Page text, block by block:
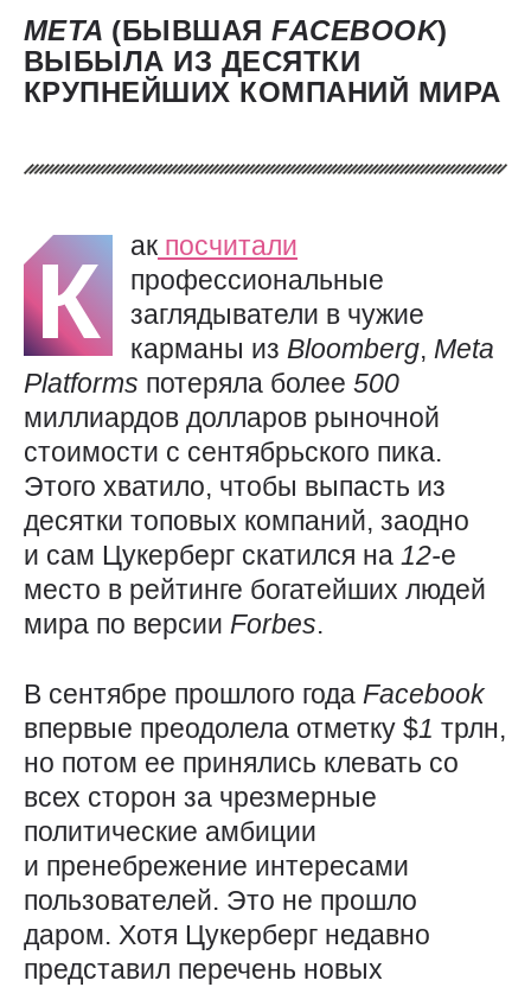
META (БЫВШАЯFACEBOOK)
ВЫБЫЛА ИЗ ДЕСЯТКИ
КРУПНЕЙШИХ КОМПАНИЙ МИРА
К ак посчитали
профессиональные
заглядыватели в чужие
карманы из Bloomberg, Meta
Platforms потеряла более 500
миллиардов долларов рыночной
стоимости с сентябрьского пика.
Этого хватило, чтобы выпасть из
десятки топовых компаний, заодно
и сам Цукерберг скатился на 12-е
место в рейтинге богатейших людей
мира по версии Forbes.
В сентябре прошлого года Facebook
впервые преодолела отметку $1 трлн,
но потом ее принялись клевать со
всех сторон за чрезмерные
политические амбиции
и пренебрежение интересами
пользователей. Это не прошло
даром. Хотя Цукерберг недавно
представил перечень новых